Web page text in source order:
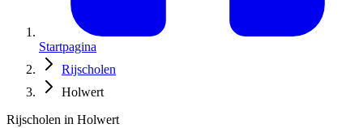
Startpagina
Rijscholen
Holwert
Rijscholen in Holwert